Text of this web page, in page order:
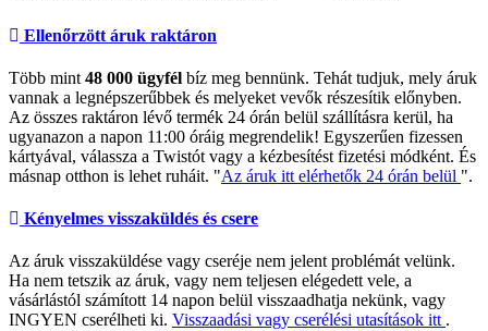
Ellenőrzött áruk raktáron
Több mint 48 000 ügyfél bíz meg bennünk. Tehát tudjuk, mely áruk
vannak a legnépszerűbbek és melyeket vevők részesítik előnyben.
Az összes raktáron lévő termék 24 órán belül szállításra kerül, ha
ugyanazon a napon 11:00 óráig megrendelik! Egyszerűen fizessen
kártyával, válassza a Twistót vagy a kézbesítést fizetési módként. És
másnap otthon is lehet ruháit. "Az áruk itt elérhetők 24 órán belül ".
Kényelmes visszaküldés és csere
Az áruk visszaküldése vagy cseréje nem jelent problémát velünk.
Ha nem tetszik az áruk, vagy nem teljesen elégedett vele, a
vásárlástól számított 14 napon belül visszaadhatja nekünk, vagy
INGYEN cserélheti ki. Visszaadási vagy cserélési utasítások itt .